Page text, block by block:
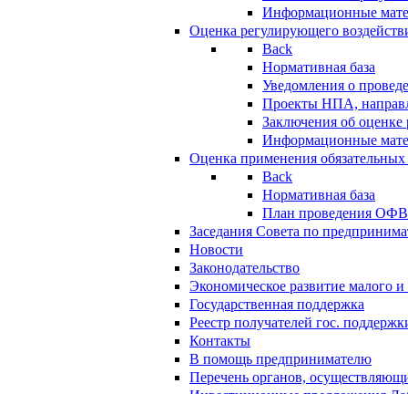
Информационные
Оценка регулирующего
Back
Нормативная база
Уведомления о
Проекты НПА,
Заключения об
Информационные
Оценка применения
Back
Нормативная база
План проведения
Заседания Совета по
Новости
Законодательство
Экономическое развитие малого и
Государственная поддержка
Реестр получателей гос.
Контакты
В помощь предпринимателю
Перечень органов,